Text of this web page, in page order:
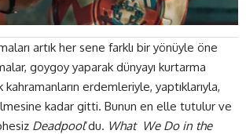
artık her sene farklı bir yönüyle öne
goygoy yaparak dünyayı kurtarma
erdemleriyle, yaptıklarıyla,
kadar gitti. Bunun en elle tutulur ve
Deadpool’du. What We Do in the